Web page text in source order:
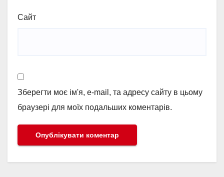
Сайт
Зберегти моє ім'я, e-mail, та адресу сайту в цьому
браузері для моїх подальших коментарів.